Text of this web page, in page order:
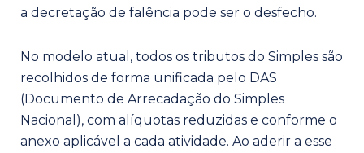
a decretação de falência pode ser o desfecho.
No modelo atual, todos os tributos do Simples são
recolhidos de forma unificada pelo DAS
(Documento de Arrecadação do Simples
Nacional), com alíquotas reduzidas e conforme o
anexo aplicável a cada atividade. Ao aderir a esse